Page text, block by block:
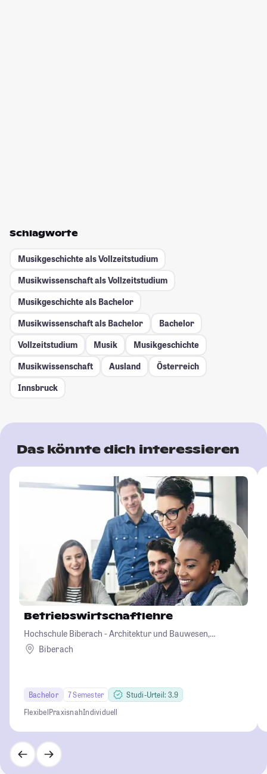
Schlagworte
Musikgeschichte als Vollzeitstudium
Musikwissenschaft als Vollzeitstudium
Musikgeschichte als Bachelor
Musikwissenschaft als Bachelor
Bachelor
Vollzeitstudium
Musik
Musikgeschichte
Musikwissenschaft
Ausland
Österreich
Innsbruck
Das könnte dich interessieren
Betriebswirtschaftlehre
Hochschule Biberach - Architektur und Bauwesen,
Betriebswirtschaft und Biotechnologie
Biberach
Bachelor 7 Semester
Studi-Urteil: 3.9
FlexibelPraxisnahIndividuell